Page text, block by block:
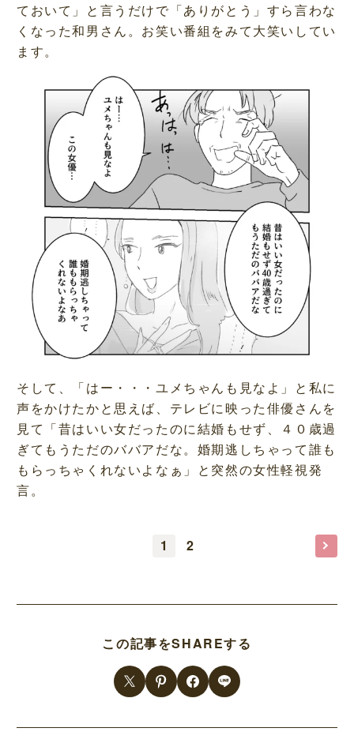
ておいて」と言うだけで「ありがとう」すら言わな
くなった和男さん。お笑い番組をみて大笑いしてい
ます。
そして、「はー・・・ユメちゃんも見なよ」と私に
声をかけたかと思えば、テレビに映った俳優さんを
見て「昔はいい女だったのに結婚もせず、４０歳過
ぎてもうただのババアだな。婚期逃しちゃって誰も
もらっちゃくれないよなぁ」と突然の女性軽視発
言。
1 2
この記事をSHAREする